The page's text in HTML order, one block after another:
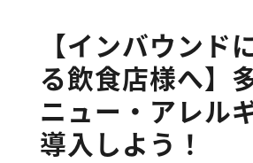
トップページ
会社紹介
【インバウンド
る飲食店様へ】
ニュー・アレル
導入しよう！